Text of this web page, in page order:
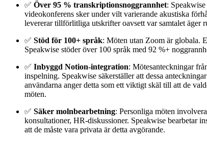
✅ Över 95 % transkriptionsnoggrannhet:
videokonferens sker under vilt varierande akustiska
levererar tillförlitliga utskrifter oavsett var samtalet äger
✅ Stöd för 100+ språk: Möten utan Zoom är globala.
Speakwise stöder över 100 språk med 92 %+
✅ Inbyggd Notion-integration: Mötesanteckningar
inspelning. Speakwise säkerställer att dessa
användarna anger detta som ett viktigt skäl till att de
möten.
✅ Säker molnbearbetning: Personliga möten
konsultationer, HR-diskussioner. Speakwise bearbetar
att de måste vara privata är detta avgörande.